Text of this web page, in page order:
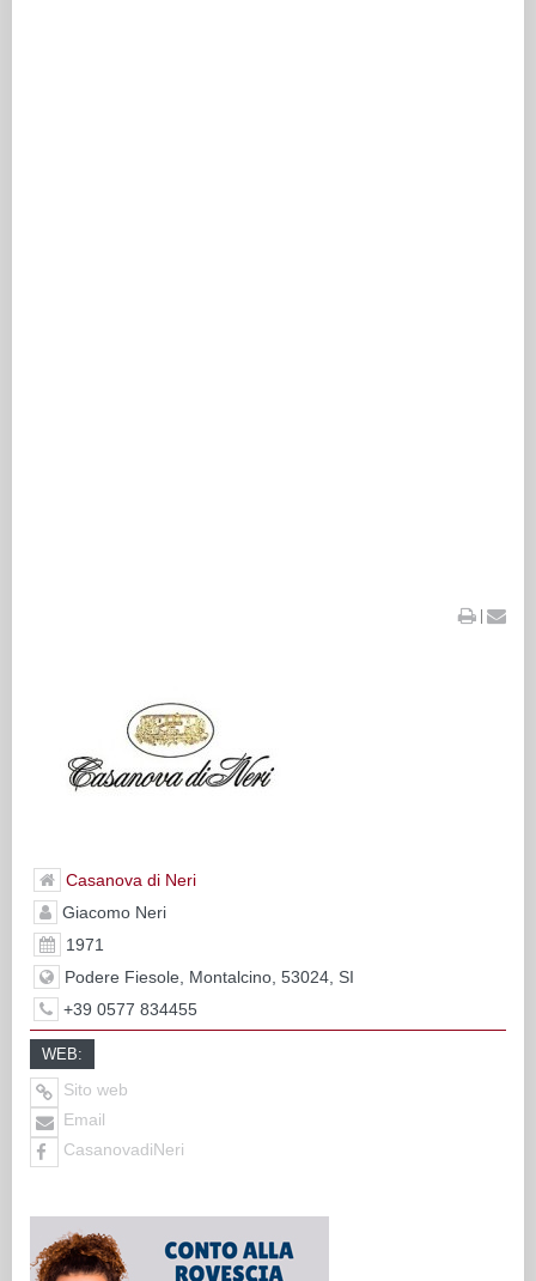
|
Casanova di Neri
Giacomo Neri
1971
Podere Fiesole, Montalcino, 53024, SI
+39 0577 834455
WEB:
Sito web
Email
CasanovadiNeri